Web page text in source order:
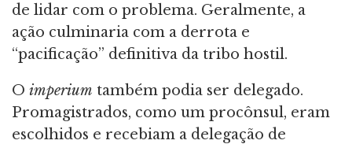
de lidar com o problema. Geralmente, a
ação culminaria com a derrota e
“pacificação” definitiva da tribo hostil.
O imperium também podia ser delegado.
Promagistrados, como um procônsul, eram
escolhidos e recebiam a delegação de